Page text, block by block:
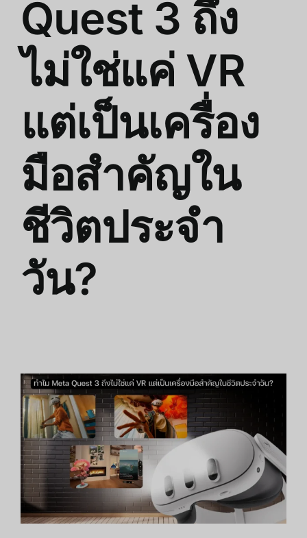
Quest 3 ถึง
ไม่ใช่แค่ VR
แต่เป็นเครื่อง
มือสำคัญใน
ชีวิตประจำ
วัน?